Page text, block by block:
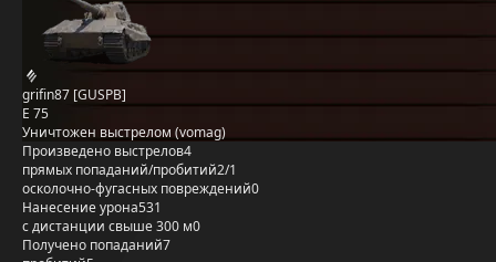
grifin87 [GUSPB]
E 75
Уничтожен выстрелом (vomag)
Произведено выстрелов4
прямых попаданий/пробитий2/1
осколочно-фугасных повреждений0
Нанесение урона531
с дистанции свыше 300 м0
Получено попаданий7